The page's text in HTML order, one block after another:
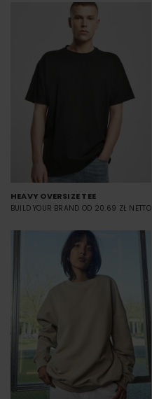
HEAVY OVERSIZE TEE
BUILD YOUR BRAND OD 20.69 ZŁ NETTO